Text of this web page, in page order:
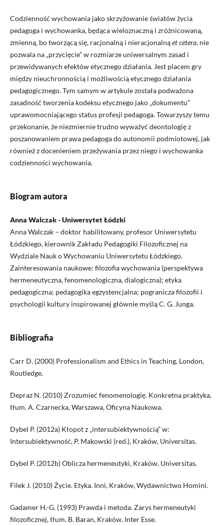
Codzienność wychowania jako skrzyżowanie światów życia
pedagoga i wychowanka, będąca wieloznaczną i zróżnicowaną,
zmienną, bo tworzącą się, racjonalną i nieracjonalnąet cetera, nie
pozwala na „przycięcie” w rozmiarze uniwersalnym zasad i
przewidywanych efektów etycznego działania. Jest placem gry
między nieuchronnością i możliwością etycznego działania
pedagogicznego. Tym samym w artykule została podważona
zasadność tworzenia kodeksu etycznego jako „dokumentu”
uprawomocniającego status profesji pedagoga. Towarzyszy temu
przekonanie, że niezmiernie trudno wyważyć deontologię z
poszanowaniem prawa pedagoga do autonomii podmiotowej, jak
również z docenieniem przeżywania przez niego i wychowanka
codzienności wychowania.
Biogram autora
Anna Walczak - Uniwersytet Łódzki
Anna Walczak – doktor habilitowany, profesor Uniwersytetu
Łódzkiego, kierownik Zakładu Pedagogiki Filozoficznej na
Wydziale Nauk o Wychowaniu Uniwersytetu Łódzkiego.
Zainteresowania naukowe: filozofia wychowania (perspektywa
hermeneutyczna, fenomenologiczna, dialogiczna); etyka
pedagogiczna; pedagogika egzystencjalna; pogranicza filozofii i
psychologii kultury inspirowanej głównie myślą C. G. Junga.
Bibliografia
Carr D. (2000) Professionalism and Ethics in Teaching, London,
Routledge.
Depraz N. (2010) Zrozumieć fenomenologię. Konkretna praktyka,
tłum. A. Czarnecka, Warszawa, Oficyna Naukowa.
Dybel P. (2012a) Kłopot z „intersubiektywnością” w:
Intersubiektywność, P. Makowski (red.), Kraków, Universitas.
Dybel P. (2012b) Oblicza hermeneutyki, Kraków, Universitas.
Filek J. (2010) Życie. Etyka. Inni, Kraków, Wydawnictwo Homini.
Gadamer H.-G. (1993) Prawda i metoda. Zarys hermeneutyki
filozoficznej, tłum. B. Baran, Kraków, Inter Esse.